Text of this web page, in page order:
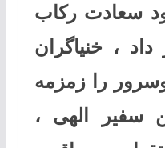
سعادت رکاب
، خنیاگران
را زمزمه
سفیر الهی ،